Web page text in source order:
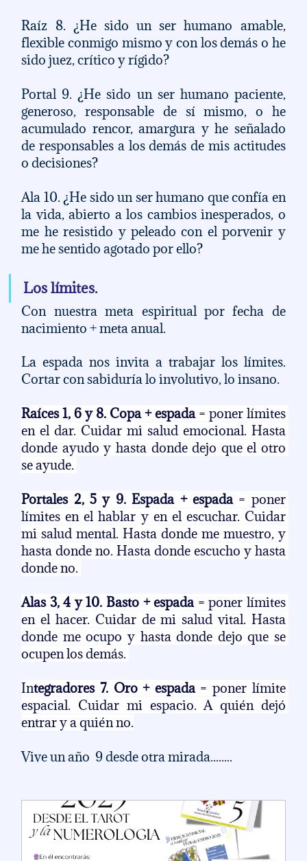
Raíz 8. ¿He sido un ser humano amable,
flexible conmigo mismo y con los demás o he
sido juez, crítico y rígido?
Portal 9. ¿He sido un ser humano paciente,
generoso, responsable de sí mismo, o he
acumulado rencor, amargura y he señalado
de responsables a los demás de mis actitudes
o decisiones?
Ala 10. ¿He sido un ser humano que confía en
la vida, abierto a los cambios inesperados, o
me he resistido y peleado con el porvenir y
me he sentido agotado por ello?
Los límites.
Con nuestra meta espiritual por fecha de
nacimiento + meta anual.
La espada nos invita a trabajar los límites.
Cortar con sabiduría lo involutivo, lo insano.
Raíces 1, 6 y 8. Copa + espada = poner límites
en el dar. Cuidar mi salud emocional. Hasta
donde ayudo y hasta donde dejo que el otro
se ayude.
Portales 2, 5 y 9. Espada + espada = poner
límites en el hablar y en el escuchar. Cuidar
mi salud mental. Hasta donde me muestro, y
hasta donde no. Hasta donde escucho y hasta
donde no.
Alas 3, 4 y 10. Basto + espada = poner límites
en el hacer. Cuidar de mi salud vital. Hasta
donde me ocupo y hasta donde dejo que se
ocupen los demás.
Integradores 7. Oro + espada = poner límite
espacial. Cuidar mi espacio. A quién dejó
entrar y a quién no.
Vive un año  9 desde otra mirada........